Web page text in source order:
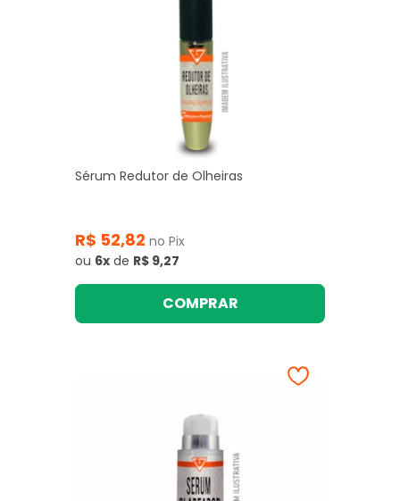
Sérum Redutor de Olheiras
R$ 52,82 no Pix
ou 6x de R$ 9,27
COMPRAR